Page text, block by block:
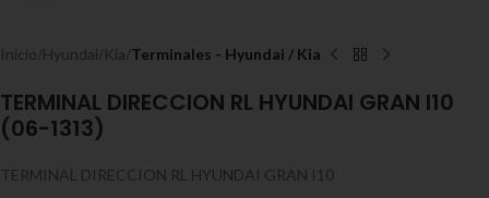
Inicio Hyundai/Kia Terminales - Hyundai / Kia
TERMINAL DIRECCION RL HYUNDAI GRAN I10
(06-1313)
TERMINAL DIRECCION RL HYUNDAI GRAN I10